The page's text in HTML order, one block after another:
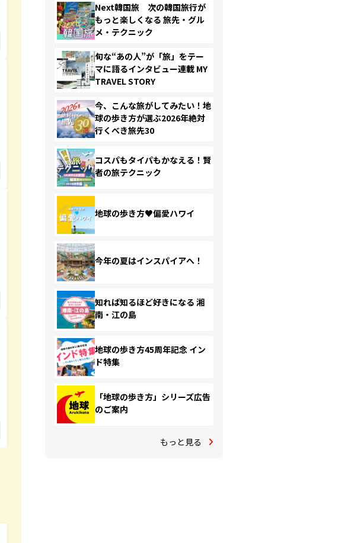
Next韓国旅 次の韓国旅行が
もっと楽しくなる 旅先・グル
メ・テクニック
旬な“あの人”が「旅」をテー
マに語るインタビュー連載 MY
TRAVEL STORY
今、こんな旅がしてみたい！地
球の歩き方が選ぶ2026年絶対
行くべき旅先30
コスパもタイパもかなえる！賢
者の旅テクニック
地球の歩き方♥偏愛ハワイ
今年の夏はインスパイアへ！
知れば知るほど好きになる 湘
南・江の島
地球の歩き方45周年記念 イン
ド特集
「地球の歩き方」シリーズ広告
のご案内
もっと見る